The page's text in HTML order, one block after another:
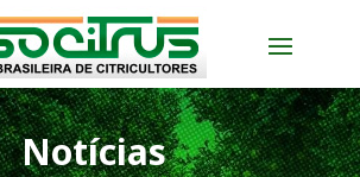
Notícias